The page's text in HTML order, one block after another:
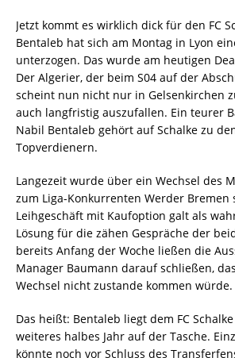
Jetzt kommt es wirklich dick für den FC
Bentaleb hat sich am Montag in Lyon
unterzogen. Das wurde am heutigen
Der Algerier, der beim S04 auf der
scheint nun nicht nur in Gelsenkirchen
auch langfristig auszufallen. Ein teurer
Nabil Bentaleb gehört auf Schalke zu
Topverdienern.
Langezeit wurde über ein Wechsel des
zum Liga-Konkurrenten Werder Bremen
Leihgeschäft mit Kaufoption galt als
Lösung für die zähen Gespräche der
bereits Anfang der Woche ließen die
Manager Baumann darauf schließen,
Wechsel nicht zustande kommen würde.
Das heißt: Bentaleb liegt dem FC
weiteres halbes Jahr auf der Tasche.
könnte noch vor Schluss des